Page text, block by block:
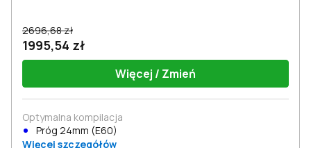
2696,68 zł
1995,54 zł
Więcej / Zmień
Optymalna kompilacja
Próg 24mm (E60)
Więcej szczegółów